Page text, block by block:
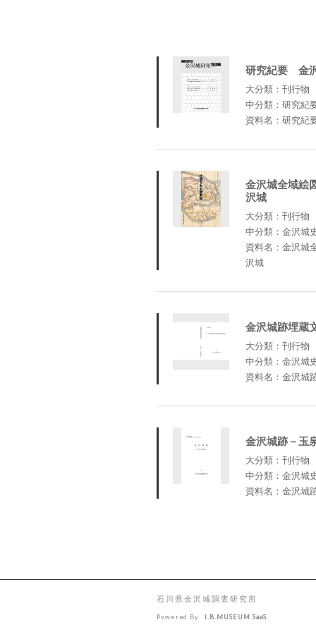
研究紀要 金
大分類：刊行物
中分類：研究
資料名：研究
金沢城全域絵
沢城
大分類：刊行物
中分類：金沢城
資料名：金沢城
沢城
金沢城跡埋蔵
大分類：刊行物
中分類：金沢城
資料名：金沢城
金沢城跡－玉
大分類：刊行物
中分類：金沢城
資料名：金沢城
石川県金沢城調査研究所
Powered By I.B.MUSEUM SaaS